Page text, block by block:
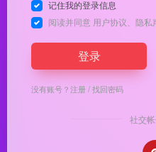
记住我的登录信息
阅读并同意 用户协议 隐私
登录
没有账号？注册/找回密码
社交